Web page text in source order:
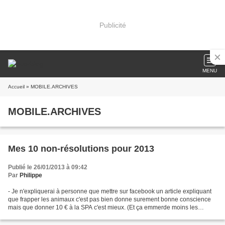
Publicité
MENU
Accueil » MOBILE.ARCHIVES
MOBILE.ARCHIVES
Mes 10 non-résolutions pour 2013
Publié le 26/01/2013 à 09:42
Par Philippe
- Je n'expliquerai à personne que mettre sur facebook un article expliquant
que frapper les animaux c'est pas bien donne surement bonne conscience
mais que donner 10 € à la SPA c'est mieux. (Et ça emmerde moins les